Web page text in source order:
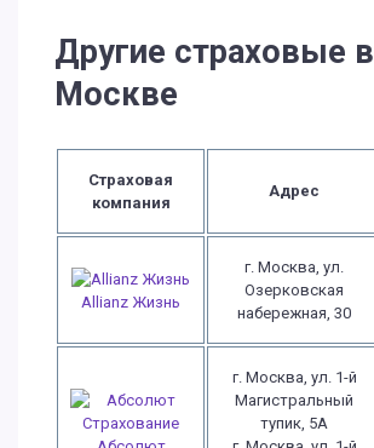
Другие страховые в
Москве
Страховая
компания
Адрес
Allianz Жизнь
г. Москва, ул.
Озерковская
набережная, 30
г. Москва, ул. 1-й
Магистральный
тупик, 5А